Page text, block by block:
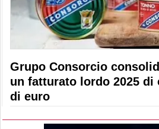
Grupo Consorcio
un fatturato lordo 2025 di
di euro